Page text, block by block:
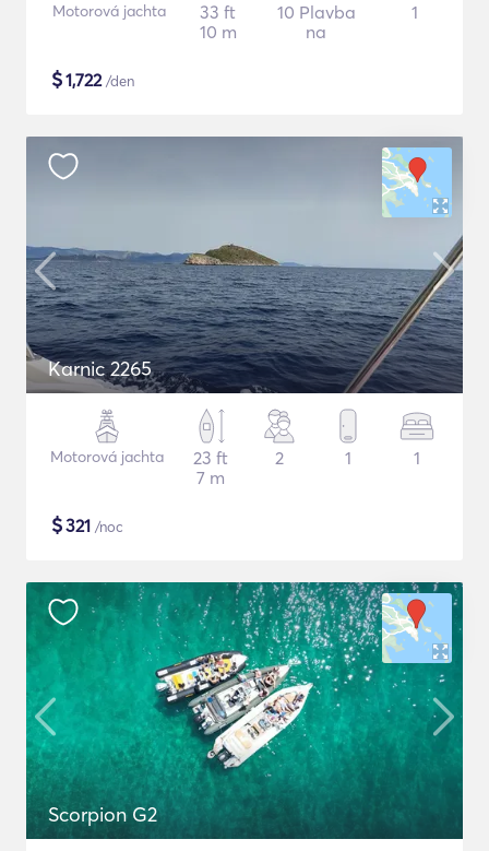
Motorová jachta
33 ft
10 m
10 Plavba
na
1
$1,722/den
Karnic 2265
Motorová jachta
23 ft
7 m
2 1 1
$321 /noc
Scorpion G2